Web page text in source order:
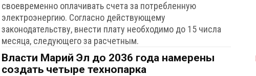
своевременно оплачивать счета за потребленную
электроэнергию. Согласно действующему
законодательству, внести плату необходимо до 15 числа
месяца, следующего за расчетным.
Власти Марий Эл до 2036 года намерены
создать четыре технопарка